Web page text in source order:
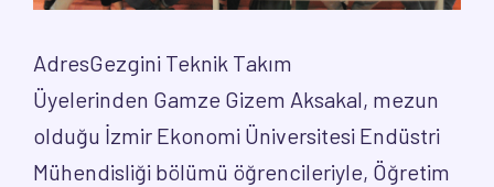
AdresGezgini Teknik Takım
Üyelerinden Gamze Gizem Aksakal, mezun
olduğu İzmir Ekonomi Üniversitesi Endüstri
Mühendisliği bölümü öğrencileriyle, Öğretim